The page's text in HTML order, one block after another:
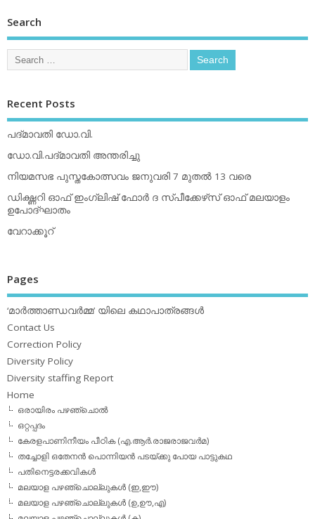
Search
Recent Posts
പദ്മാവതി ഡോ.വി.
ഡോ.വി.പദ്മാവതി അന്തരിച്ചു
നിയമസഭ പുസ്തകോത്സവം ജനുവരി 7 മുതല്‍ 13 വരെ
ഡിക്ഷ്ണറി ഓഫ് ഇംഗ്ലിഷ് ഫോര്‍ ദ സ്പീക്കേഴ്‌സ് ഓഫ് മലയാളം
ഉപോദ്ഘാതം
വേറാക്കൂറ്
Pages
‘മാര്‍ത്താണ്ഡവര്‍മ്മ’ യിലെ കഥാപാത്രങ്ങള്‍
Contact Us
Correction Policy
Diversity Policy
Diversity staffing Report
Home
ഒരായിരം പഴഞ്ചൊല്‍
ഒറ്റപ്പദം
കേരളപാണിനീയം പീഠിക (എ.ആര്‍.രാജരാജവര്‍മ)
തച്ചോളി ഒതേനൻ പൊന്നിയൻ പടയ്‌ക്കു പോയ പാട്ടുകഥ
പതിനെട്ടരക്കവികള്‍
മലയാള പഴഞ്ചൊല്ലുകള്‍ (ഇ,ഈ)
മലയാള പഴഞ്ചൊല്ലുകള്‍ (ഉ,ഊ,എ)